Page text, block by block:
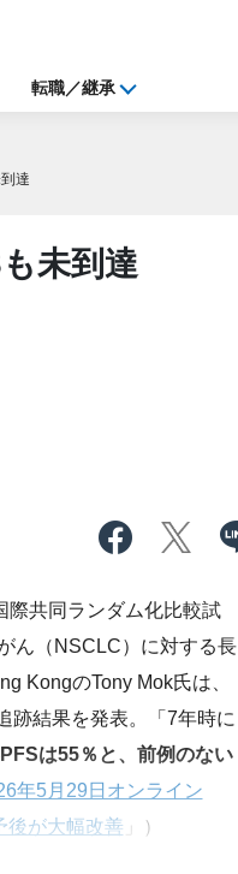
転職／継承
達
未到達
共同ランダム化比較試
ん（NSCLC）に対する長
KongのTony Mok氏は、
跡結果を発表。「7年時に
は55％と、前例のない
年5月29日オンライン
後が大幅改善 」）